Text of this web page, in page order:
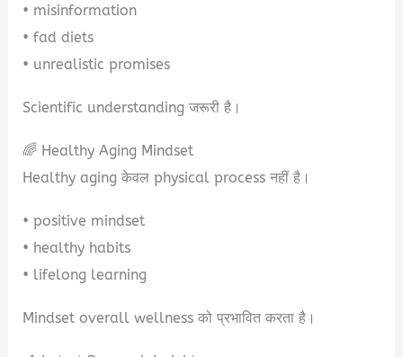
• misinformation
• fad diets
• unrealistic promises
Scientific understanding जरूरी है।
🌈 Healthy Aging Mindset
Healthy aging केवल physical process नहीं है।
• positive mindset
• healthy habits
• lifelong learning
Mindset overall wellness को प्रभावित करता है।